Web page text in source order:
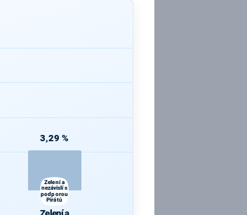
3,29 %
Zelení a
nezávislí s
podporou
Pirátů